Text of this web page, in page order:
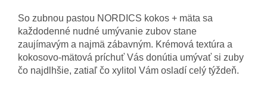
So zubnou pastou NORDICS kokos + mäta sa
každodenné nudné umývanie zubov stane
zaujímavým a najmä zábavným. Krémová textúra a
kokosovo-mätová príchuť Vás donútia umývať si zuby
čo najdlhšie, zatiaľ čo xylitol Vám osladí celý týždeň.